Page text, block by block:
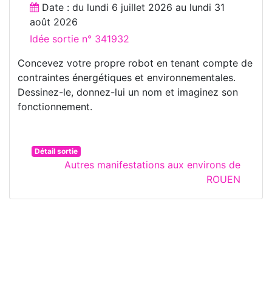
Date : du lundi 6 juillet 2026 au lundi 31
août 2026
Idée sortie n° 341932
Concevez votre propre robot en tenant compte de
contraintes énergétiques et environnementales.
Dessinez-le, donnez-lui un nom et imaginez son
fonctionnement.
Détail sortie
Autres manifestations aux environs de
ROUEN